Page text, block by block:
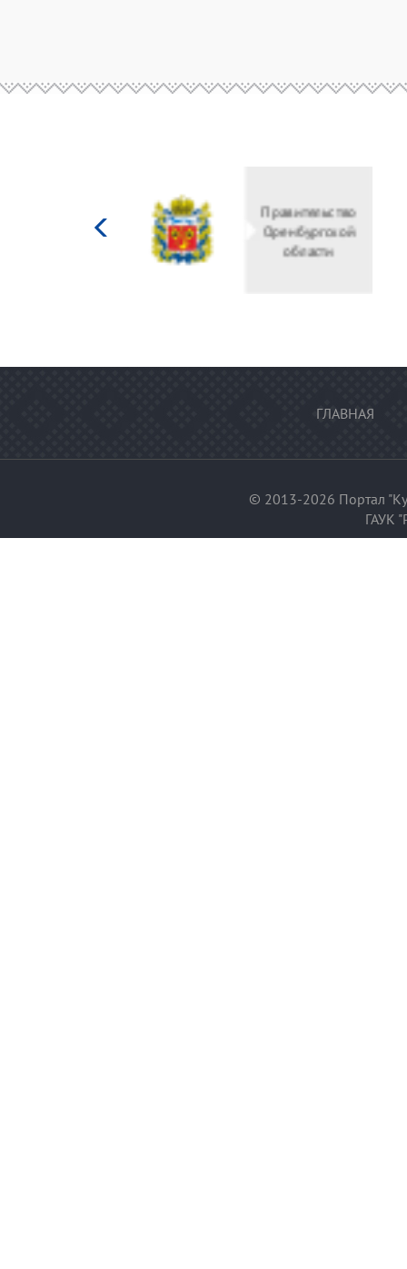
культуры
Российской
федерации
ГЛАВНАЯ
© 2013-2026 Портал
ГАУК